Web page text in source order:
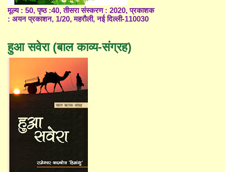
मूल्य : 50, पृष्ठ :40, तीसरा संस्करण : 2020, प्रकाशक
: अयन प्रकाशन, 1/20, महरौली, नई दिल्ली-110030
हुआ सवेरा (बाल काव्य-संग्रह)